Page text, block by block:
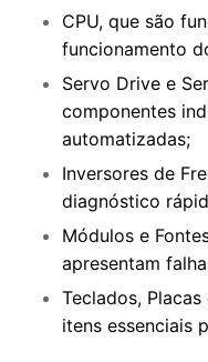
CPU, que são
funcionamento
Servo Drive e
componentes
automatizadas;
Inversores de
diagnóstico
Módulos e
apresentam
Teclados,
itens essenciais